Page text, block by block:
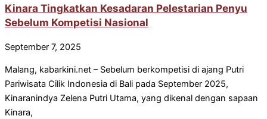
Kinara Tingkatkan Kesadaran Pelestarian Penyu
Sebelum Kompetisi Nasional
September 7, 2025
Malang, kabarkini.net – Sebelum berkompetisi di ajang Putri
Pariwisata Cilik Indonesia di Bali pada September 2025,
Kinaranindya Zelena Putri Utama, yang dikenal dengan sapaan
Kinara,